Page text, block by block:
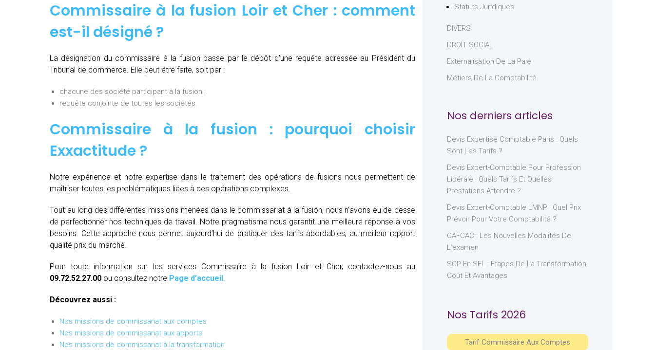
Commissaire à la fusion Loir et Cher : comment
est-il désigné ?
La désignation du commissaire à la fusion passe par le dépôt d’une requête adressée au Président du
Tribunal de commerce. Elle peut être faite, soit par :
chacune des société participant à la fusion ;
requête conjointe de toutes les sociétés.
Commissaire à la fusion : pourquoi choisir
Exxactitude ?
Notre expérience et notre expertise dans le traitement des opérations de fusions nous permettent de
maîtriser toutes les problématiques liées à ces opérations complexes.
Tout au long des différentes missions menées dans le commissariat à la fusion, nous n’avons eu de cesse
de perfectionner nos techniques de travail. Notre pragmatisme nous garantit une meilleure réponse à vos
besoins. Cette approche nous permet aujourd’hui de pratiquer des tarifs abordables, au meilleur rapport
qualité prix du marché.
Pour toute information sur les services Commissaire à la fusion Loir et Cher, contactez-nous au
09.72.52.27.00 ou consultez notre Page d’accueil.
Découvrez aussi :
Nos missions de commissariat aux comptes
Nos missions de commissariat aux apports
Nos missions de commissariat à la transformation
Statuts Juridiques
DIVERS
DROIT SOCIAL
Externalisation De La Paie
Métiers De La Comptabilité
Nos derniers articles
Devis Expertise Comptable Paris : Quels
Sont Les Tarifs ?
Devis Expert-Comptable Pour Profession
Libérale : Quels Tarifs Et Quelles
Prestations Attendre ?
Devis Expert-Comptable LMNP : Quel Prix
Prévoir Pour Votre Comptabilité ?
CAFCAC : Les Nouvelles Modalités De
L’examen
SCP En SEL : Étapes De La Transformation,
Coût Et Avantages
Nos Tarifs 2026
Tarif Commissaire Aux Comptes